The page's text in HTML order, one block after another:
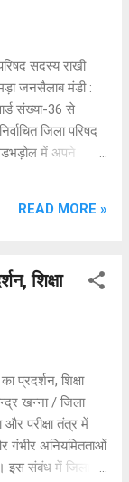
है। चार नगर
सोलन — में भाजपा
हासिल किया है।
भी भाजपा समर्थित
सदस्य राखी
जनसैलाब मंडी :
संख्या-36 से
जिला परिषद
में अपने
में शामिल हुए। विजय
स्वागत किया।
देखने को मिला
की आधिकारिक
उल्लेखनीय जीत
उनके समर्थकों और
हुआ है। विजय रैली के
शर्म...
READ MORE »
शिक्षा
प्रदर्शन, शिक्षा
खन्ना / जिला
परीक्षा तंत्र में
गंभीर अनियमितताओं
इस संबंध में जिला